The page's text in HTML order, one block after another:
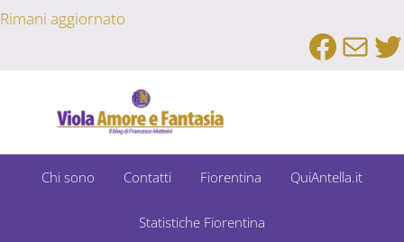
Passa al contenuto principale
Skip to after header navigation
Skip to site footer
Rimani aggiornato
Viola Amore e Fantasia
Chi sono Contatti Fiorentina QuiAntella.it
Statistiche Fiorentina